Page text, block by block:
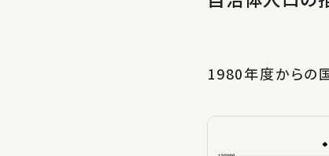
1980年度からの